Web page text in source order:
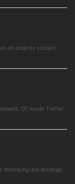
ein anderes soziales
Oft wurde Twitter
#Werbung und #Anzeige.